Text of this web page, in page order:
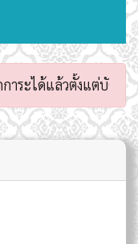
ระได้แล้วตั้งแต่บัดนี้เ